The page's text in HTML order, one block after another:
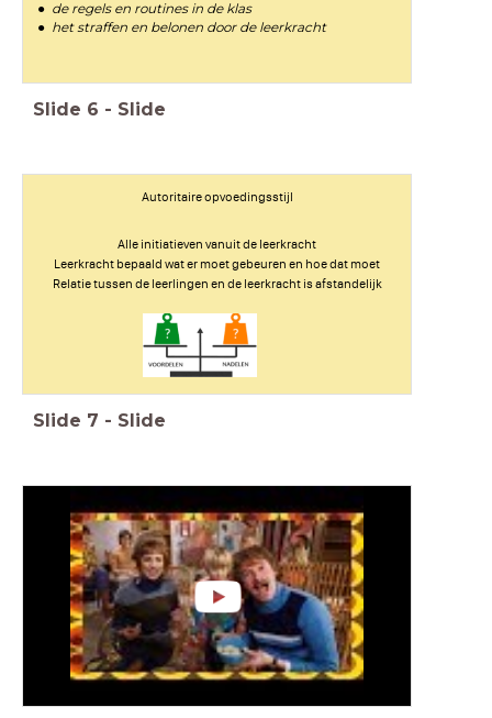
de regels en routines in de klas
het straffen en belonen door de leerkracht
Slide 6 - Slide
Autoritaire opvoedingsstijl
Alle initiatieven vanuit de leerkracht
Leerkracht bepaald wat er moet gebeuren en hoe dat moet
Relatie tussen de leerlingen en de leerkracht is afstandelijk
Slide 7 - Slide